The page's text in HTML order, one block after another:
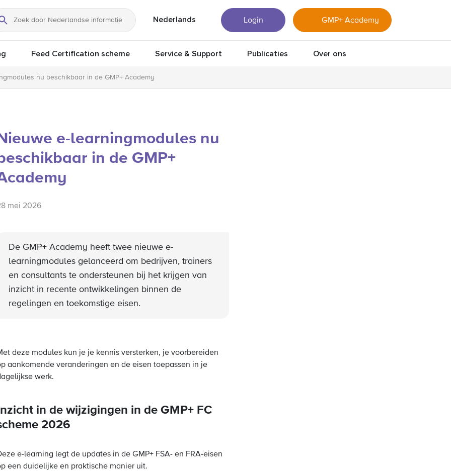
Zoeken
Nederlands Login GMP+ Academy
Feed Certification scheme Service & Support Publicaties Over ons
nu beschikbaar in de GMP+ Academy
e-learningmodules nu
in de GMP+
mei 2026
De GMP+ Academy heeft twee nieuwe e-
learningmodules gelanceerd om bedrijven, trainers
en consultants te ondersteunen bij het krijgen van
inzicht in recente ontwikkelingen binnen de
regelingen en toekomstige eisen.
deze modules kun je je kennis versterken, je voorbereiden
aankomende veranderingen en de eisen toepassen in je
werk.
in de wijzigingen in de GMP+ FC
2026
e-learning legt de updates in de GMP+ FSA- en FRA-eisen
een duidelijke en praktische manier uit.